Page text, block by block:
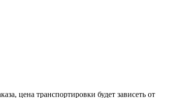
цена транспортировки будет зависеть от